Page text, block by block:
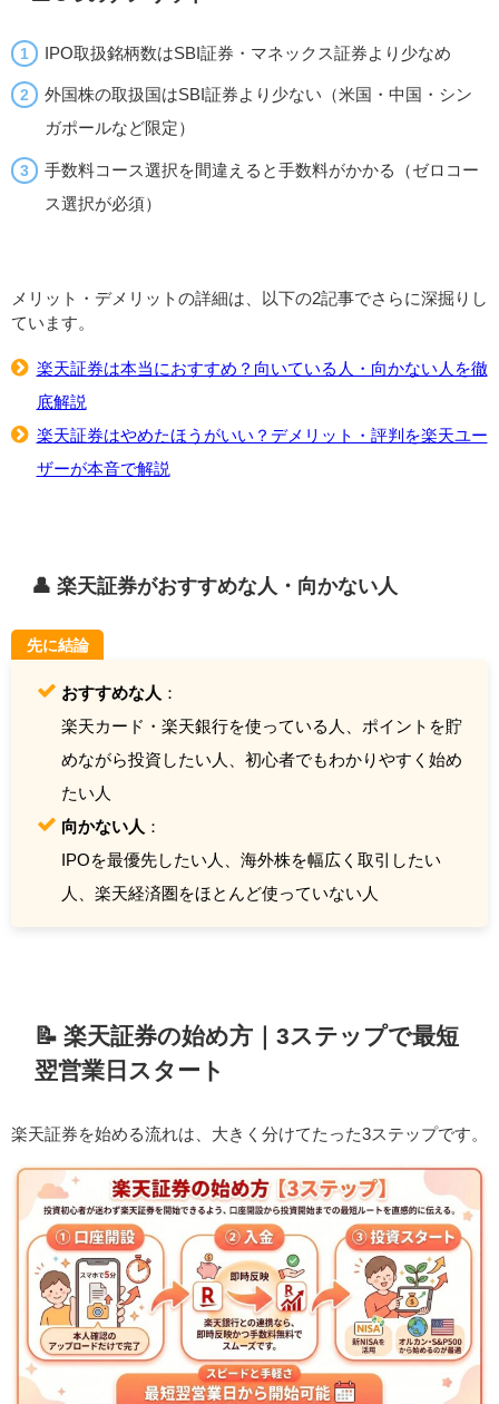
IPO取扱銘柄数はSBI証券・マネックス証券より少なめ
外国株の取扱国はSBI証券より少ない（米国・中国・シン
ガポールなど限定）
手数料コース選択を間違えると手数料がかかる（ゼロコー
ス選択が必須）
メリット・デメリットの詳細は、以下の2記事でさらに深掘りし
ています。
楽天証券は本当におすすめ？向いている人・向かない人を徹
底解説
楽天証券はやめたほうがいい？デメリット・評判を楽天ユー
ザーが本音で解説
👤 楽天証券がおすすめな人・向かない人
先に結論
おすすめな人 ：
楽天カード・楽天銀行を使っている人、ポイントを貯
めながら投資したい人、初心者でもわかりやすく始め
たい人
向かない人 ：
IPOを最優先したい人、海外株を幅広く取引したい
人、楽天経済圏をほとんど使っていない人
📝 楽天証券の始め方｜3ステップで最短
翌営業日スタート
楽天証券を始める流れは、大きく分けてたった3ステップです。